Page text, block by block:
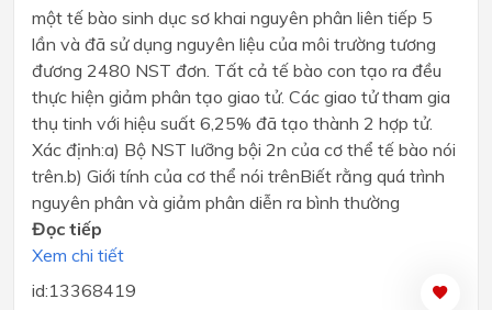
một tế bào sinh dục sơ khai nguyên phân liên tiếp 5
lần và đã sử dụng nguyên liệu của môi trường tương
đương 2480 NST đơn. Tất cả tế bào con tạo ra đều
thực hiện giảm phân tạo giao tử. Các giao tử tham gia
thụ tinh với hiệu suất 6,25% đã tạo thành 2 hợp tử.
Xác định:a) Bộ NST lưỡng bội 2n của cơ thể tế bào nói
trên.b) Giới tính của cơ thể nói trênBiết rằng quá trình
nguyên phân và giảm phân diễn ra bình thường
Đọc tiếp
Xem chi tiết
id:13368419